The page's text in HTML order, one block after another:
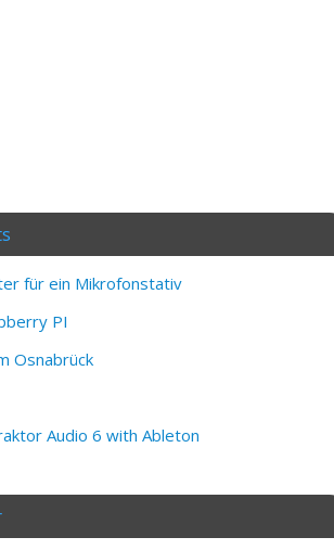
für ein Mikrofonstativ
PI
Osnabrück
Audio 6 with Ableton